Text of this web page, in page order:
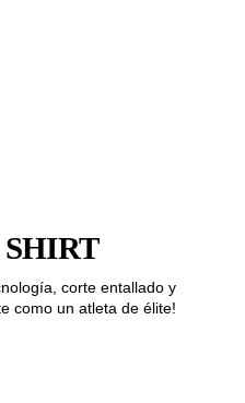
SHIRT
corte entallado y
como un atleta de élite!